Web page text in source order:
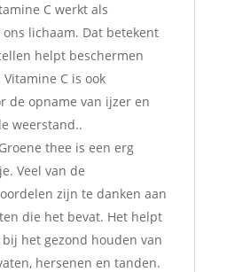
C werkt als
lichaam. Dat betekent
helpt beschermen
C is ook
de opname van ijzer en
weerstand..
thee is een erg
Veel van de
zijn te danken aan
die het bevat. Het helpt
het gezond houden van
hersenen en tanden.